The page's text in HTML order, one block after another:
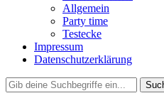
Allgemein
Party time
Testecke
Impressum
Datenschutzerklärung